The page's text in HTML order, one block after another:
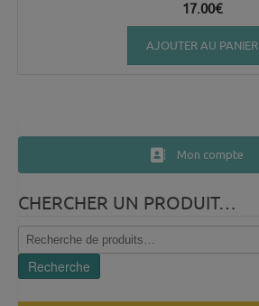
17.00€
AJOUTER AU PANIER
Mon compte
CHERCHER UN PRODUIT…
Recherche
pour :
Recherche